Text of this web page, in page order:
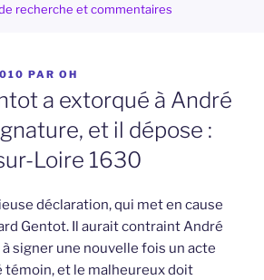
recherche et commentaires
PAR OH
a extorqué à André
et il dépose :
Loire 1630
déclaration, qui met en cause
Gentot. Il aurait contraint André
à signer une nouvelle fois un acte
témoin, et le malheureux doit